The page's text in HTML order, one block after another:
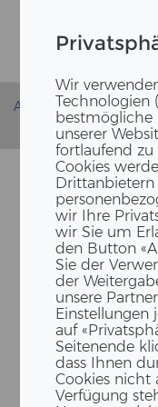
Wir
Technologien
bestmögliche
unserer
fortlaufend zu
Cookies
wir Ihre
wir Sie um
den Button
Sie der
der
unsere
Einstellungen
auf
Seitenende
dass Ihnen
Cookies nicht
Verfügung
Accueil
Actualités
Nominierung